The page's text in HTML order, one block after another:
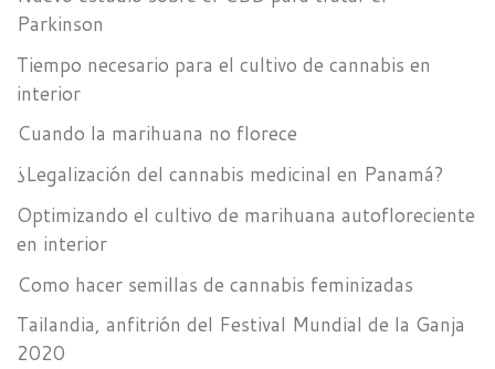
Parkinson
Tiempo necesario para el cultivo de cannabis en
interior
Cuando la marihuana no florece
¿Legalización del cannabis medicinal en Panamá?
Optimizando el cultivo de marihuana autofloreciente
en interior
Como hacer semillas de cannabis feminizadas
Tailandia, anfitrión del Festival Mundial de la Ganja
2020